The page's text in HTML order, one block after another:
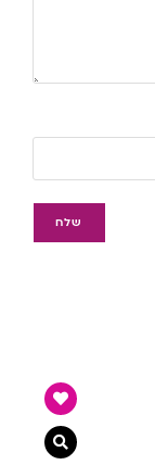
צפייה